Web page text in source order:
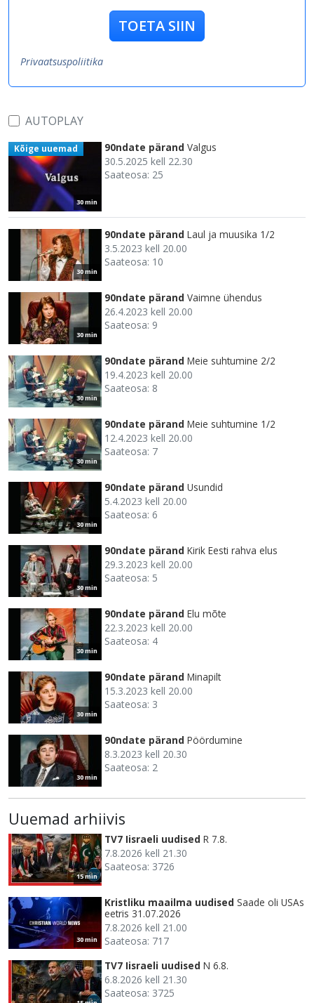
TOETA SIIN
Privaatsuspoliitika
AUTOPLAY
30 min
Kõige uuemad 90ndate pärand Valgus
30.5.2025 kell 22.30
Saateosa: 25
30 min
90ndate pärand Laul ja muusika 1/2
3.5.2023 kell 20.00
Saateosa: 10
30 min
90ndate pärand Vaimne ühendus
26.4.2023 kell 20.00
Saateosa: 9
30 min
90ndate pärand Meie suhtumine 2/2
19.4.2023 kell 20.00
Saateosa: 8
30 min
90ndate pärand Meie suhtumine 1/2
12.4.2023 kell 20.00
Saateosa: 7
30 min
90ndate pärand Usundid
5.4.2023 kell 20.00
Saateosa: 6
30 min
90ndate pärand Kirik Eesti rahva elus
29.3.2023 kell 20.00
Saateosa: 5
30 min
90ndate pärand Elu mõte
22.3.2023 kell 20.00
Saateosa: 4
30 min
90ndate pärand Minapilt
15.3.2023 kell 20.00
Saateosa: 3
30 min
90ndate pärand Pöördumine
8.3.2023 kell 20.30
Saateosa: 2
Uuemad arhiivis
15 min
TV7 Iisraeli uudised R 7.8.
7.8.2026 kell 21.30
Saateosa: 3726
30 min
Kristliku maailma uudised Saade oli USAs
eetris 31.07.2026
7.8.2026 kell 21.00
Saateosa: 717
TV7 Iisraeli uudised N 6.8.
6.8.2026 kell 21.30
Saateosa: 3725